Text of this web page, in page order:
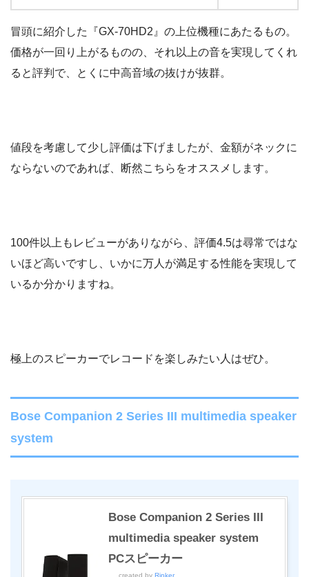
冒頭に紹介した『GX-70HD2』の上位機種にあたるもの。
価格が一回り上がるものの、それ以上の音を実現してくれ
ると評判で、とくに中高音域の抜けが抜群。
値段を考慮して少し評価は下げましたが、金額がネックに
ならないのであれば、断然こちらをオススメします。
100件以上もレビューがありながら、評価4.5は尋常ではな
いほど高いですし、いかに万人が満足する性能を実現して
いるか分かりますね。
極上のスピーカーでレコードを楽しみたい人はぜひ。
Bose Companion 2 Series III multimedia speaker
system
Bose Companion 2 Series III
multimedia speaker system
PCスピーカー
created by Rinker